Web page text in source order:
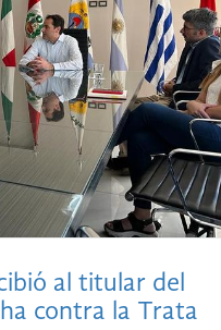
al titular del
contra la Trata